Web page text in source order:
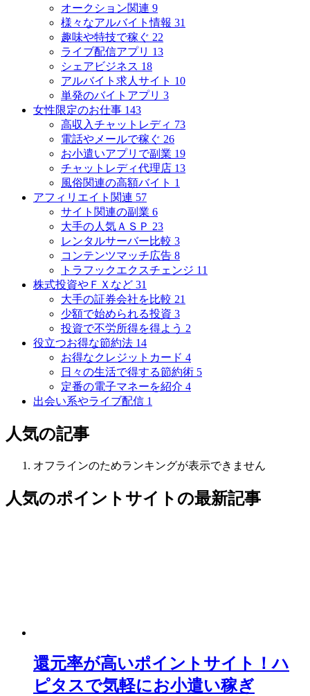
オークション関連 9
様々なアルバイト情報 31
趣味や特技で稼ぐ 22
ライブ配信アプリ 13
シェアビジネス 18
アルバイト求人サイト 10
単発のバイトアプリ 3
女性限定のお仕事 143
高収入チャットレディ 73
電話やメールで稼ぐ 26
お小遣いアプリで副業 19
チャットレディ代理店 13
風俗関連の高額バイト 1
アフィリエイト関連 57
サイト関連の副業 6
大手の人気ＡＳＰ 23
レンタルサーバー比較 3
コンテンツマッチ広告 8
トラフックエクスチェンジ 11
株式投資やＦＸなど 31
大手の証券会社を比較 21
少額で始められる投資 3
投資で不労所得を得よう 2
役立つお得な節約法 14
お得なクレジットカード 4
日々の生活で得する節約術 5
定番の電子マネーを紹介 4
出会い系やライブ配信 1
人気の記事
オフラインのためランキングが表示できません
人気のポイントサイト の最新記事
還元率が高いポイントサイト！ハ
ピタスで気軽にお小遣い稼ぎ